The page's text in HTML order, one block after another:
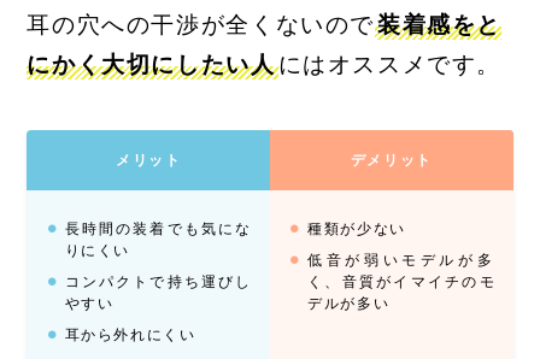
耳の穴への干渉が全くないので装着感をと
にかく大切にしたい人にはオススメです。
メリット デメリット
長時間の装着でも気にな
りにくい
コンパクトで持ち運びし
やすい
耳から外れにくい
種類が少ない
低音が弱いモデルが多
く、音質がイマイチのモ
デルが多い